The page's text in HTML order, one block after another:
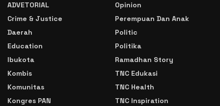
ADVETORIAL
Crime & Justice
Daerah
Education
Ibukota
Kombis
Komunitas
Kongres PAN
Opinion
Perempuan Dan Anak
Politic
Politika
Ramadhan Story
TNC Edukasi
TNC Health
TNC Inspiration